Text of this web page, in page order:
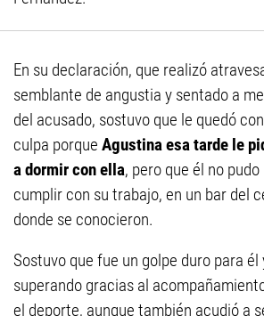
En su declaración, que realizó
semblante de angustia y sentado a
del acusado, sostuvo que le quedó
culpa porque Agustina esa tarde le
a dormir con ella, pero que él no
cumplir con su trabajo, en un bar del
donde se conocieron.
Sostuvo que fue un golpe duro para él
superando gracias al
el deporte, aunque también acudió a